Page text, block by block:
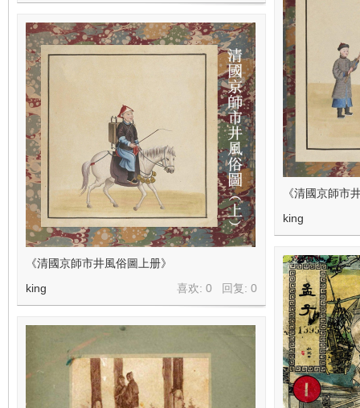
《清國京師市
king
《清國京師市井風俗圖上册》
喜欢: 0 回复: 0
king